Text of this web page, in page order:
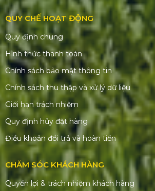
QUY CHẾ HOẠT ĐỘNG
Quy định chung
Hình thức thanh toán
Chính sách bảo mật thông tin
Chính sách thu thập và xử lý dữ liệu
Giới hạn trách nhiệm
Quy định hủy đặt hàng
Điều khoản đổi trả và hoàn tiền
CHĂM SÓC KHÁCH HÀNG
Quyền lợi & trách nhiệm khách hàng